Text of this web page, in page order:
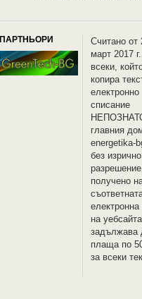
ПАРТНЬОРИ
Считано от
март 2017
всеки,
копира
електронно
списание
главния
energetika-
без изрично
получено
на
задължава
плаща по
за всеки